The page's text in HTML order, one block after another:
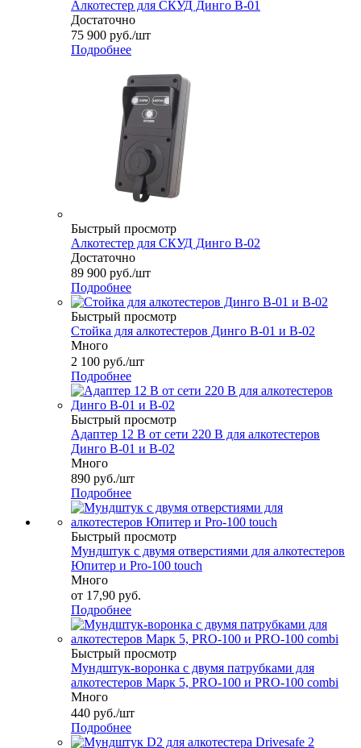
Алкотестер для СКУД Динго В-01
Достаточно
75 900 руб./шт
Подробнее
Быстрый просмотр
Алкотестер для СКУД Динго В-02
Достаточно
89 900 руб./шт
Подробнее
Быстрый просмотр
Стойка для алкотестеров Динго В-01 и В-02
Много
2 100 руб./шт
Подробнее
Быстрый просмотр
Адаптер 12 В от сети 220 В для алкотестеров
Динго В-01 и В-02
Много
890 руб./шт
Подробнее
Быстрый просмотр
Мундштук с двумя отверстиями для алкотестеров
Юпитер и Pro-100 touch
Много
от 17,90 руб.
Подробнее
Быстрый просмотр
Мундштук-воронка с двумя патрубками для
алкотестеров Марк 5, PRO-100 и PRO-100 combi
Много
440 руб./шт
Подробнее